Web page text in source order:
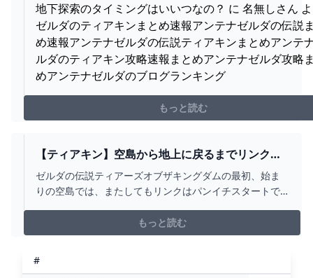
地下探索のタイミングはいいつなの？ に 名無しさん
ゼルダのティアキンまとめ速報アンテナゼルダの伝説
め速報アンテナゼルダの伝説ティアキンまとめアンテ
ルダのティアキン攻略速報まとめアンテナゼルダ攻略
めアンテナゼルダのブログランキング
もっと読む
【ティアキン】空島から地上に戻るまでリンクが
ずっと上半身裸だったのは俺だけ？【ゼルダの伝
説ティアーズオブザキングダム】
ゼルダの伝説ティアーズオブザキングダムの最初、始ま
りの空島では、またしてもリンクはパンイチスタートで
いと言ってもいいくらいです。ブレワイの時のリンク
もっと読む
#